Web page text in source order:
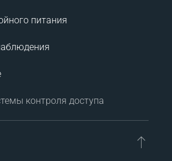
питания
контроля доступа